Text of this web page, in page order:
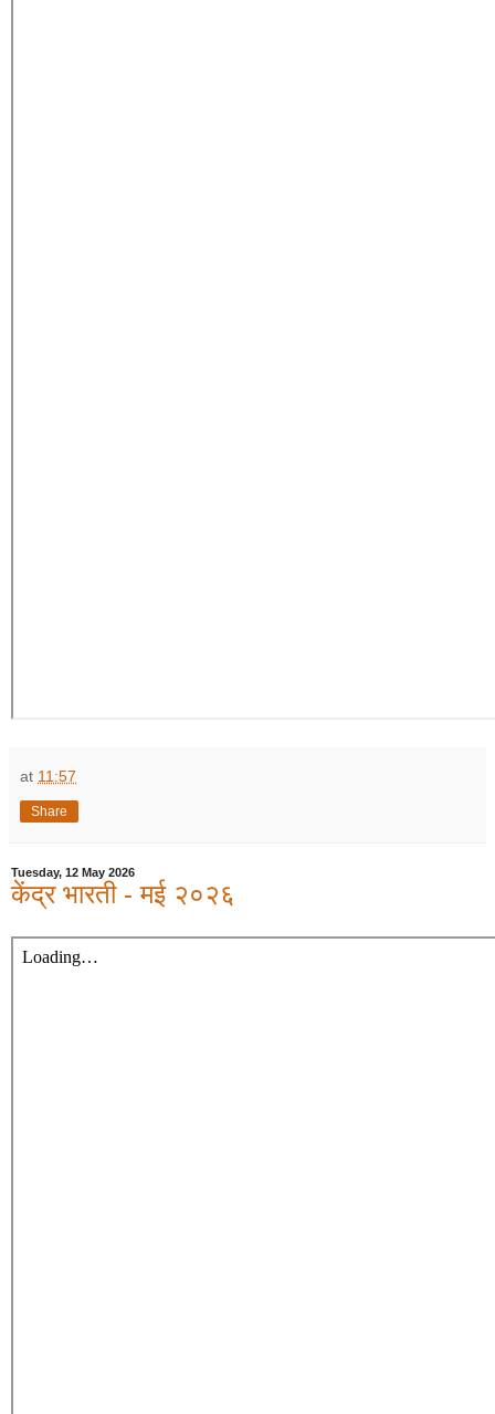
at 11:57
Share
Tuesday, 12 May 2026
केंद्र भारती - मई २०२६